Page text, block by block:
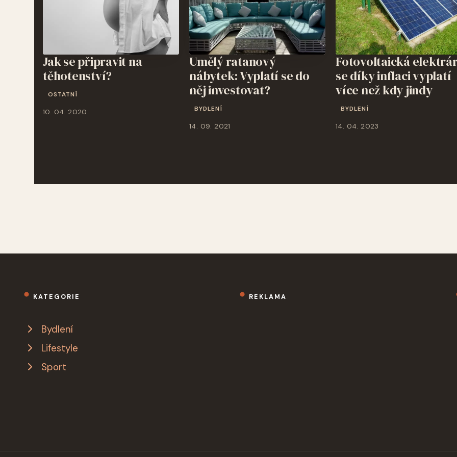
Jak se připravit na
těhotenství?
OSTATNÍ
10. 04. 2020
Umělý ratanový
nábytek: Vyplatí se do
něj investovat?
BYDLENÍ
14. 09. 2021
Fotovoltaická
se díky inflaci vyplatí
více než kdy jindy
BYDLENÍ
14. 04. 2023
KATEGORIE
Bydlení
Lifestyle
Sport
REKLAMA